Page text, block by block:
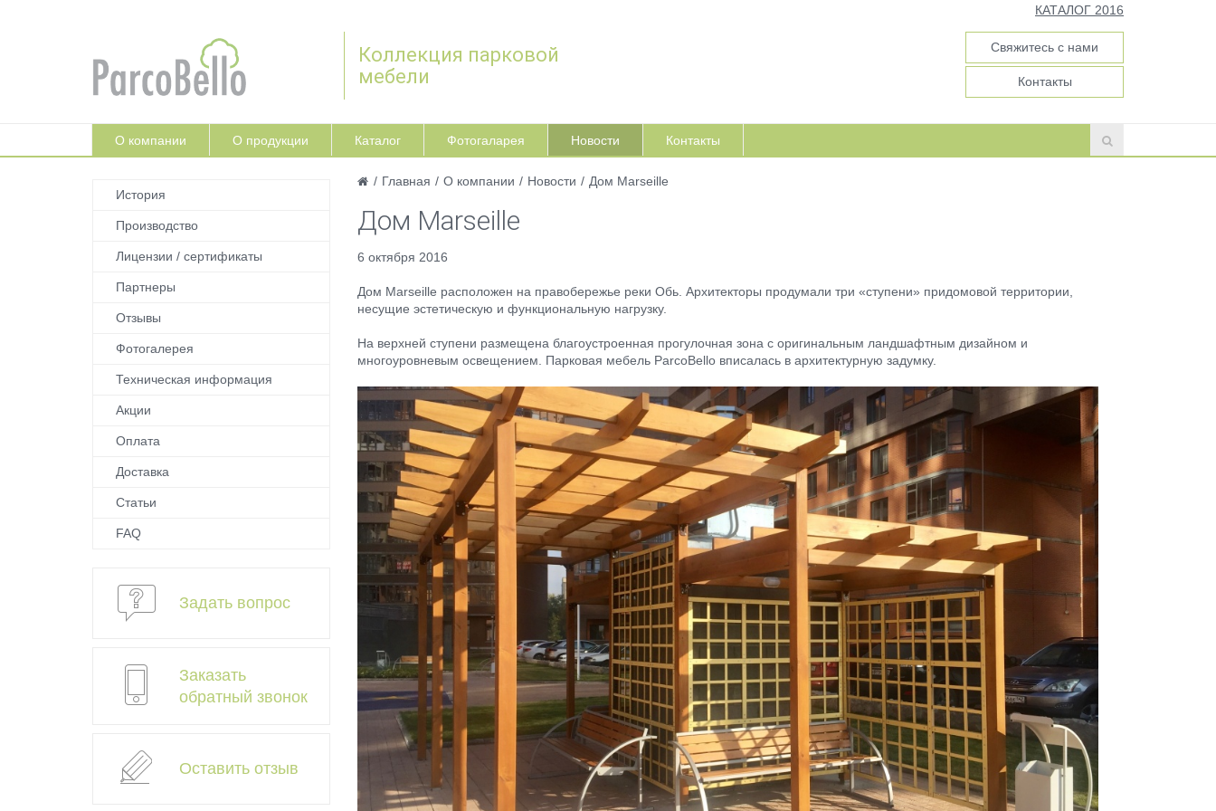
КАТАЛОГ 2016
Коллекция парковой
мебели
Свяжитесь с нами
Контакты
О компании О продукции Каталог Фотогаларея Новости Контакты
/ Главная / О компании / Новости / Дом Marseille
Дом Marseille
6 октября 2016
Дом Marseille расположен на правобережье реки Обь. Архитекторы продумали три «ступени» придомовой территории,
несущие эстетическую и функциональную нагрузку.
На верхней ступени размещена благоустроенная прогулочная зона с оригинальным ландшафтным дизайном и
многоуровневым освещением. Парковая мебель ParcoBello вписалась в архитектурную задумку.
История
Производство
Лицензии / сертификаты
Партнеры
Отзывы
Фотогалерея
Техническая информация
Акции
Оплата
Доставка
Статьи
FAQ
Задать вопрос
Заказать
обратный звонок
Оставить отзыв